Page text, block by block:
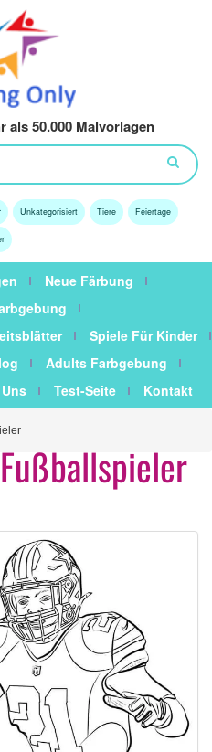
als 50.000 Malvorlagen
Unkategorisiert Tiere Feiertage
Neue Färbung
Spiele Für Kinder
Adults Farbgebung
Test-Seite Kontakt